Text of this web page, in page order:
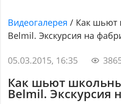
Видеогалерея / Как шьют
Belmil. Экскурсия на
05.03.2015, 16:35
Как шьют
Belmil. Экскурсия